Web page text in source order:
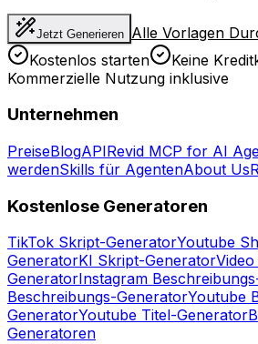
Jetzt Generieren Alle Vorlagen
Kostenlos starten
Keine
Kommerzielle Nutzung inklusive
Unternehmen
PreiseBlogAPIRevid MCP for AI
werdenSkills für AgentenAbout Us
Kostenlose Generatoren
TikTok Skript-GeneratorYoutube
GeneratorKI Skript-Generator
GeneratorInstagram
Beschreibungs-GeneratorYoutube
GeneratorYoutube Titel-Generator
Generatoren